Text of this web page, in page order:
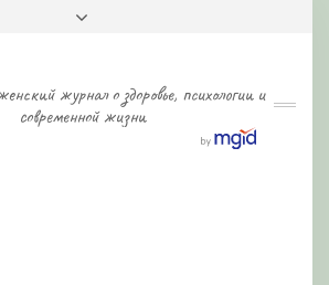
журнал о здоровье, психологии и
современной жизни